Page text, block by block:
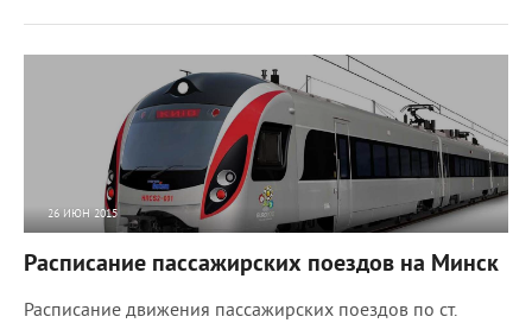
26 ИЮН 2015
Расписание пассажирских поездов на Минск
Расписание движения пассажирских поездов по ст.